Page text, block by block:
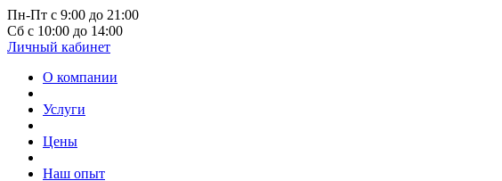
Пн-Пт с 9:00 до 21:00
Сб с 10:00 до 14:00
Личный кабинет
О компании
Услуги
Цены
Наш опыт